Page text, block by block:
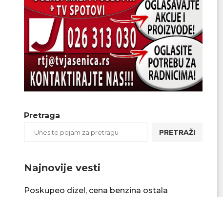
Pretraga
PRETRAŽI
Najnovije vesti
Poskupeo dizel, cena benzina ostala